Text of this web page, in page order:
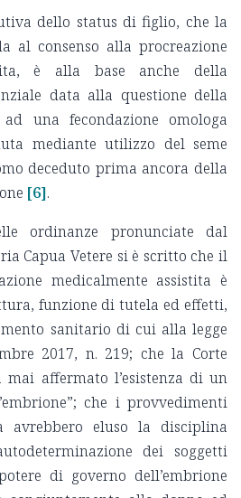
dello status di figlio, che la
al consenso alla procreazione
è alla base anche della
data alla questione della
una fecondazione omologa
mediante utilizzo del seme
deceduto prima ancora della
[6].
ordinanze pronunciate dal
Capua Vetere si è scritto che il
medicalmente assistita è
funzione di tutela ed effetti,
sanitario di cui alla legge
2017, n. 219; che la Corte
mai affermato l’esistenza di un
che i provvedimenti
avrebbero eluso la disciplina
dei soggetti
di governo dell’embrione